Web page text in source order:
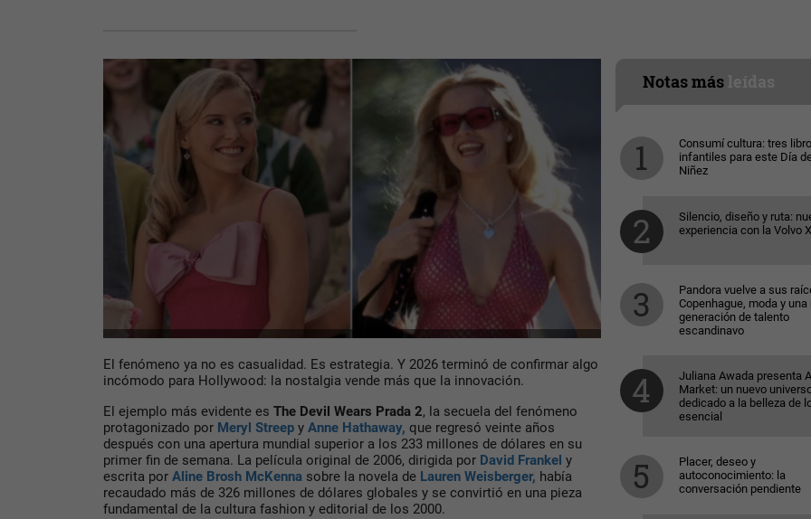
El fenómeno ya no es casualidad. Es estrategia. Y 2026 terminó de confirmar algo
incómodo para Hollywood: la nostalgia vende más que la innovación.
El ejemplo más evidente es The Devil Wears Prada 2, la secuela del fenómeno
protagonizado por Meryl Streep y Anne Hathaway, que regresó veinte años
después con una apertura mundial superior a los 233 millones de dólares en su
primer fin de semana. La película original de 2006, dirigida por David Frankel y
escrita por Aline Brosh McKenna sobre la novela de Lauren Weisberger, había
recaudado más de 326 millones de dólares globales y se convirtió en una pieza
fundamental de la cultura fashion y editorial de los 2000.
Notas más
Consumí cultura: tres
infantiles para este Día
Niñez
Silencio, diseño y ruta:
experiencia con la Volvo
Pandora vuelve a sus
Copenhague, moda y una
generación de talento
escandinavo
Juliana Awada presenta
Market: un nuevo
dedicado a la belleza de
esencial
Placer, deseo y
autoconocimiento: la
conversación pendiente